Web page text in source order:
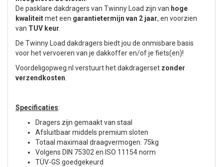
De pasklare dakdragers van Twinny Load zijn van hoge
kwaliteitmet een garantietermijn van 2 jaar, en voorzien
van TUV keur.
De Twinny Load dakdragers biedt jou de onmisbare basis
voor het vervoeren van je dakkoffer en/of je fiets(en)!
Voordeligopweg.nl verstuurt het dakdragerset zonder
verzendkosten.
Specificaties:
Dragers zijn gemaakt van staal
Afsluitbaar middels premium sloten
Totaal maximaal draagvermogen: 75kg
Volgens DIN 75302 en ISO 11154 norm
TÜV-GS goedgekeurd